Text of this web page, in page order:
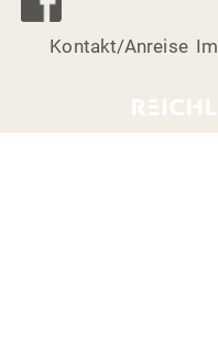
Kontakt/Anreise